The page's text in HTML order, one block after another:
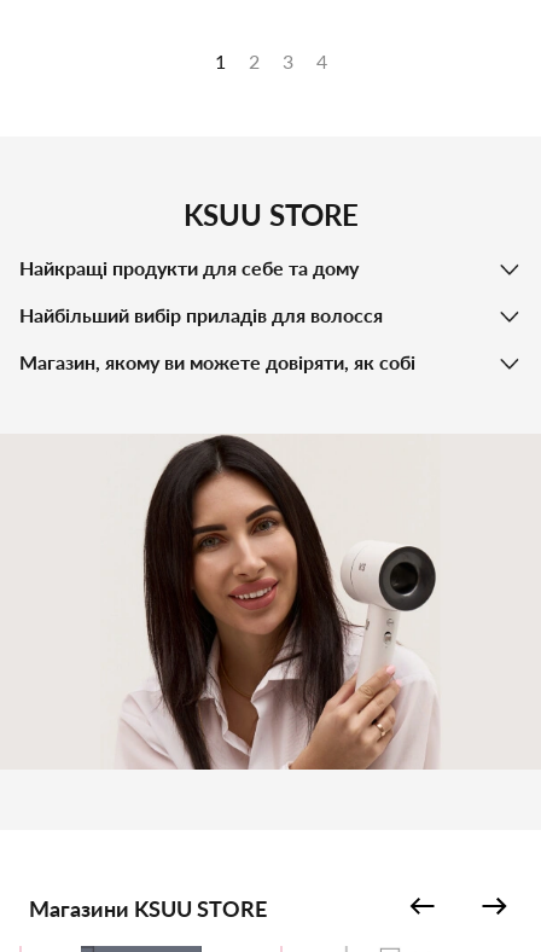
1 2 3 4
KSUU STORE
Найкращі продукти для себе та дому
Найбільший вибір приладів для волосся
Магазин, якому ви можете довіряти, як собі
Магазини KSUU STORE